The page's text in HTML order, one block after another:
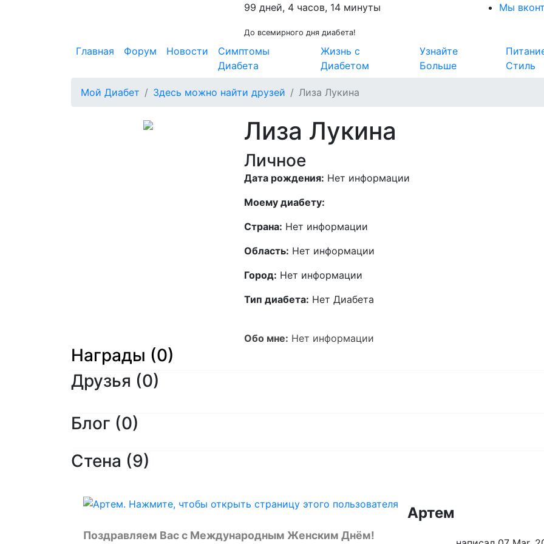
99 дней, 4 часов, 14 минуты
До всемирного дня диабета!
Мы
Главная Форум Новости
Симптомы
Диабета
Жизнь с
Диабетом
Узнайте
Больше
Стиль
Мой Диабет Здесь можно найти друзей Лиза Лукина
Лиза Лукина
Личное
Дата рождения: Нет информации
Моему диабету:
Страна: Нет информации
Область: Нет информации
Город: Нет информации
Тип диабета: Нет Диабета
Обо мне: Нет информации
Награды (0)
Друзья (0)
Блог (0)
Стена (9)
Артем
Поздравляем Вас с Международным Женским Днём!